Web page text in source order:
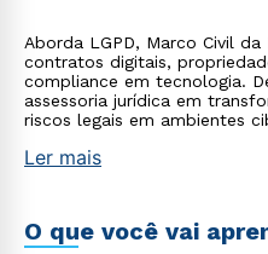
Aborda LGPD, Marco Civil
contratos digitais,
compliance em tecnologia.
assessoria jurídica em
riscos legais em ambientes
Ler mais
O que você vai